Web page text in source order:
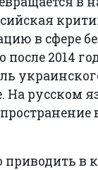
в сфере
2014
русском
в